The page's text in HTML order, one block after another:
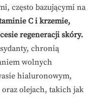
często bazującymi na
C i krzemie,
regeneracji skóry.
chronią
wolnych
hialuronowym,
olejach, takich jak